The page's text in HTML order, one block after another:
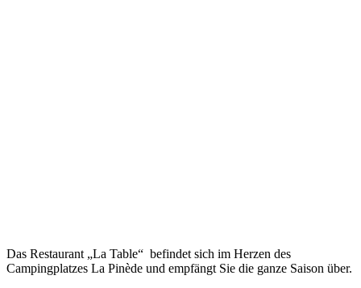
Das Restaurant „La Table“ befindet sich im Herzen des
Campingplatzes La Pinède und empfängt Sie die ganze Saison über.